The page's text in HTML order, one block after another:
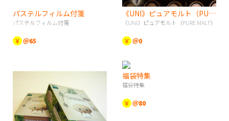
パステルフィルム付箋
パステルフィルム付箋
￥ ＠65
《UNI》ピュアモルト（PURE MALT）
《UNI》ピュアモルト（PURE MALT）
￥ ＠0
福袋特集
福袋特集
￥ ＠80